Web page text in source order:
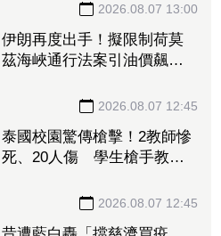
2026.08.07 13:00
伊朗再度出手！擬限制荷莫
茲海峽通行法案引油價飆
2026.08.07 12:45
泰國校園驚傳槍擊！2教師慘
死、20人傷 學生槍手教室
2026.08.07 12:45